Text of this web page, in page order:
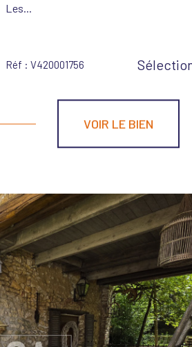
Les...
Réf : V420001756
VOIR LE BIEN